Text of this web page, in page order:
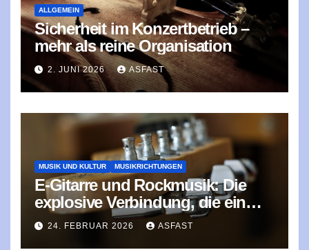
ALLGEMEIN
Sicherheit im Konzertbetrieb –
mehr als reine Organisation
2. JUNI 2026 ASFAST
MUSIK UND KULTUR MUSIKRICHTUNGEN
E‑Gitarre und Rockmusik: Die
explosive Verbindung, die ein
Genre prägte
24. FEBRUAR 2026 ASFAST